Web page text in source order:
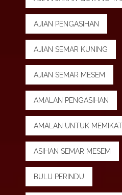
AJIAN PENGASIHAN
AJIAN SEMAR KUNING
AJIAN SEMAR MESEM
AMALAN PENGASIHAN
AMALAN UNTUK
ASIHAN SEMAR MESEM
BULU PERINDU